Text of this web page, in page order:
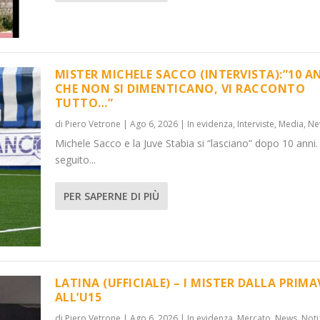
ANNI C...
Media,News
PRIMAVER...
,Notizie
MISTER MICHELE SACCO (INTERVISTA):”10
CHE NON SI DIMENTICANO, VI RACCONTO
TUTTO…”
di Piero Vetrone | Ago 6, 2026| In evidenza, Interviste, Media,
Michele Sacco e la Juve Stabia si “lasciano” dopo 10
seguito...
PER SAPERNE DI PIÙ
LATINA (UFFICIALE) – I MISTER DALLA
ALL’U15